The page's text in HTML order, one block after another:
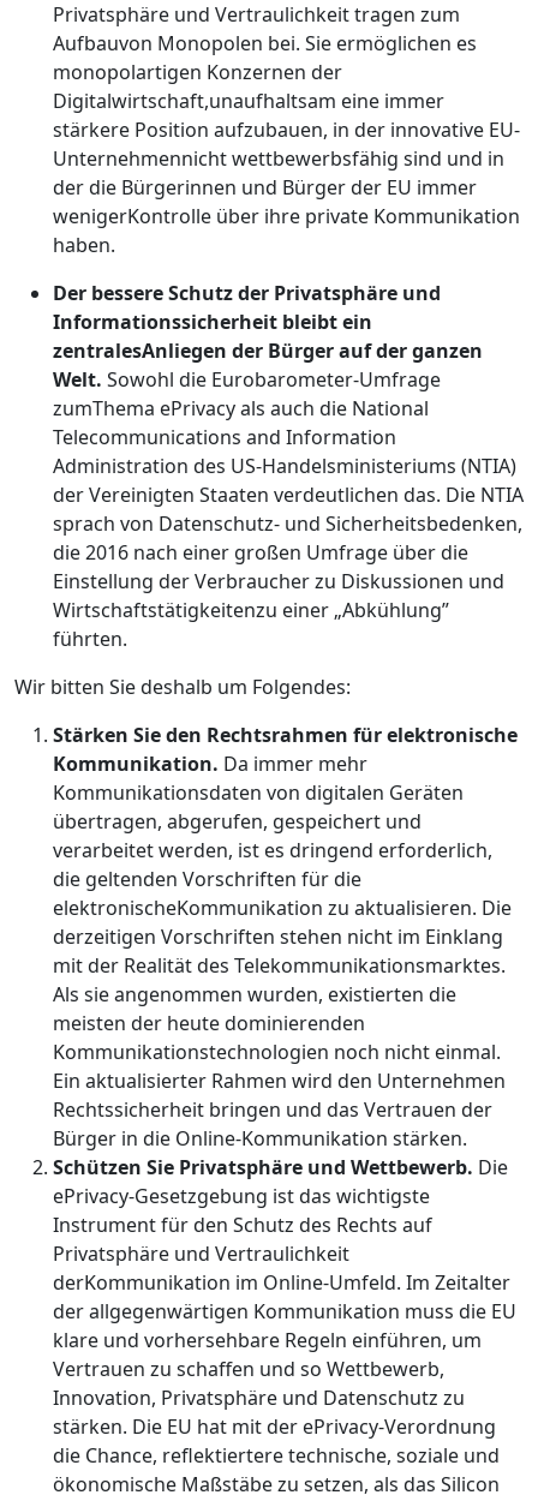
Privatsphäre und Vertraulichkeit tragen zum
Aufbauvon Monopolen bei. Sie ermöglichen es
monopolartigen Konzernen der
Digitalwirtschaft,unaufhaltsam eine immer
stärkere Position aufzubauen, in der innovative EU-
Unternehmennicht wettbewerbsfähig sind und in
der die Bürgerinnen und Bürger der EU immer
wenigerKontrolle über ihre private Kommunikation
haben.
Der bessere Schutz der Privatsphäre und
Informationssicherheit bleibt ein
zentralesAnliegen der Bürger auf der ganzen
Welt. Sowohl die Eurobarometer-Umfrage
zumThema ePrivacy als auch die National
Telecommunications and Information
Administration des US-Handelsministeriums (NTIA)
der Vereinigten Staaten verdeutlichen das. Die NTIA
sprach von Datenschutz- und Sicherheitsbedenken,
die 2016 nach einer großen Umfrage über die
Einstellung der Verbraucher zu Diskussionen und
Wirtschaftstätigkeitenzu einer „Abkühlung”
führten.
Wir bitten Sie deshalb um Folgendes:
Stärken Sie den Rechtsrahmen für elektronische
Kommunikation. Da immer mehr
Kommunikationsdaten von digitalen Geräten
übertragen, abgerufen, gespeichert und
verarbeitet werden, ist es dringend erforderlich,
die geltenden Vorschriften für die
elektronischeKommunikation zu aktualisieren. Die
derzeitigen Vorschriften stehen nicht im Einklang
mit der Realität des Telekommunikationsmarktes.
Als sie angenommen wurden, existierten die
meisten der heute dominierenden
Kommunikationstechnologien noch nicht einmal.
Ein aktualisierter Rahmen wird den Unternehmen
Rechtssicherheit bringen und das Vertrauen der
Bürger in die Online-Kommunikation stärken.
Schützen Sie Privatsphäre und Wettbewerb. Die
ePrivacy-Gesetzgebung ist das wichtigste
Instrument für den Schutz des Rechts auf
Privatsphäre und Vertraulichkeit
derKommunikation im Online-Umfeld. Im Zeitalter
der allgegenwärtigen Kommunikation muss die EU
klare und vorhersehbare Regeln einführen, um
Vertrauen zu schaffen und so Wettbewerb,
Innovation, Privatsphäre und Datenschutz zu
stärken. Die EU hat mit der ePrivacy-Verordnung
die Chance, reflektiertere technische, soziale und
ökonomische Maßstäbe zu setzen, als das Silicon